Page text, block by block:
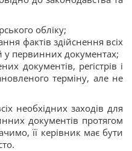
обліку;
фактів здійснення всіх
у первинних документах;
документів, регістрів і
терміну, але не
необхідних заходів для
документів протягом
її керівник має бути